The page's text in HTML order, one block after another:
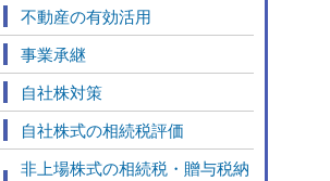
不動産の有効活用
事業承継
自社株対策
自社株式の相続税評価
非上場株式の相続税・贈与税納